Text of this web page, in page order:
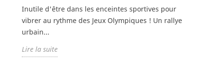
Inutile d'être dans les enceintes sportives pour
vibrer au rythme des Jeux Olympiques ! Un rallye
urbain...
Lire la suite